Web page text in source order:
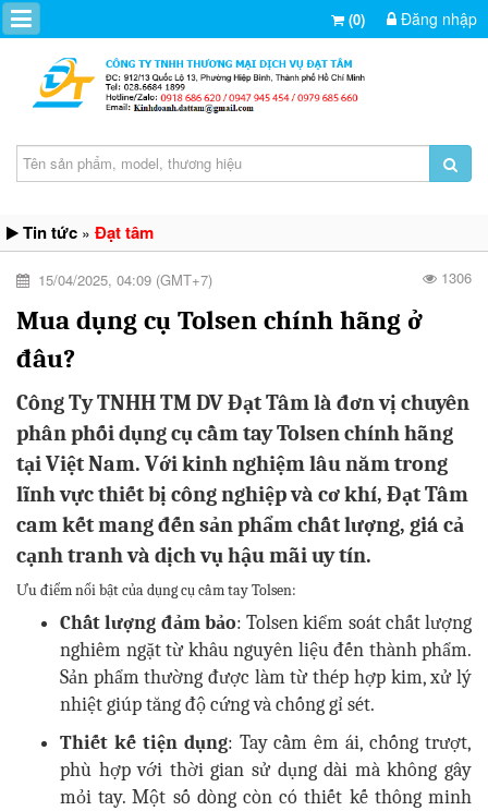
(0) Đăng nhập
Tin tức » Đạt tâm
15/04/2025, 04:09 (GMT+7) 1306
Mua dụng cụ Tolsen chính hãng ở
đâu?
Công Ty TNHH TM DV Đạt Tâm là đơn vị chuyên
phân phối dụng cụ cầm tay Tolsen chính hãng
tại Việt Nam. Với kinh nghiệm lâu năm trong
lĩnh vực thiết bị công nghiệp và cơ khí, Đạt Tâm
cam kết mang đến sản phẩm chất lượng, giá cả
cạnh tranh và dịch vụ hậu mãi uy tín.
Ưu điểm nổi bật của dụng cụ cầm tay Tolsen:
Chất lượng đảm bảo: Tolsen kiểm soát chất lượng
nghiêm ngặt từ khâu nguyên liệu đến thành phẩm.
Sản phẩm thường được làm từ thép hợp kim, xử lý
nhiệt giúp tăng độ cứng và chống gỉ sét.
Thiết kế tiện dụng: Tay cầm êm ái, chống trượt,
phù hợp với thời gian sử dụng dài mà không gây
mỏi tay. Một số dòng còn có thiết kế thông minh